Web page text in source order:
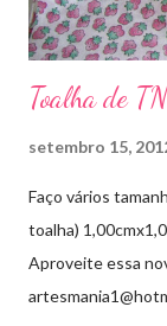
Toalha de
setembro 15,
Faço vários
toalha)
Aproveite essa